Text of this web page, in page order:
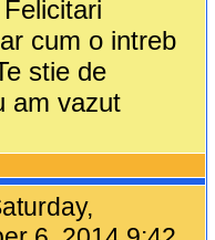
cum o intreb
stie de
am vazut